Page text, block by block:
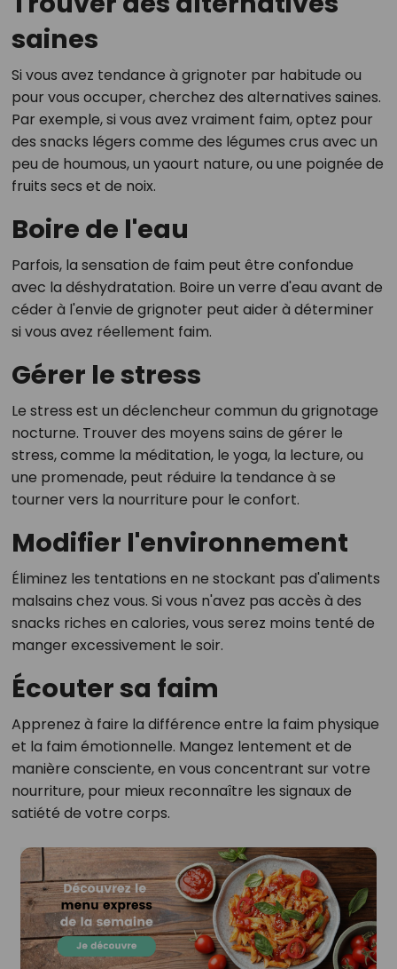
saines
Si vous avez tendance à grignoter par habitude ou
pour vous occuper, cherchez des alternatives saines.
Par exemple, si vous avez vraiment faim, optez pour
des snacks légers comme des légumes crus avec un
peu de houmous, un yaourt nature, ou une poignée de
fruits secs et de noix.
Boire de l'eau
Parfois, la sensation de faim peut être confondue
avec la déshydratation. Boire un verre d'eau avant de
céder à l'envie de grignoter peut aider à déterminer
si vous avez réellement faim.
Gérer le stress
Le stress est un déclencheur commun du grignotage
nocturne. Trouver des moyens sains de gérer le
stress, comme la méditation, le yoga, la lecture, ou
une promenade, peut réduire la tendance à se
tourner vers la nourriture pour le confort.
Modifier l'environnement
Éliminez les tentations en ne stockant pas d'aliments
malsains chez vous. Si vous n'avez pas accès à des
snacks riches en calories, vous serez moins tenté de
manger excessivement le soir.
Écouter sa faim
Apprenez à faire la différence entre la faim physique
et la faim émotionnelle. Mangez lentement et de
manière consciente, en vous concentrant sur votre
nourriture, pour mieux reconnaître les signaux de
satiété de votre corps.